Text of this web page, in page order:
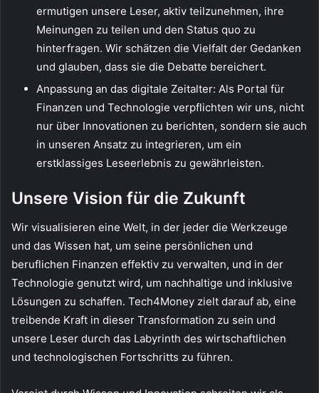
ermutigen unsere Leser, aktiv teilzunehmen, ihre
Meinungen zu teilen und den Status quo zu
hinterfragen. Wir schätzen die Vielfalt der Gedanken
und glauben, dass sie die Debatte bereichert.
Anpassung an das digitale Zeitalter: Als Portal für
Finanzen und Technologie verpflichten wir uns, nicht
nur über Innovationen zu berichten, sondern sie auch
in unseren Ansatz zu integrieren, um ein
erstklassiges Leseerlebnis zu gewährleisten.
Unsere Vision für die Zukunft
Wir visualisieren eine Welt, in der jeder die Werkzeuge
und das Wissen hat, um seine persönlichen und
beruflichen Finanzen effektiv zu verwalten, und in der
Technologie genutzt wird, um nachhaltige und inklusive
Lösungen zu schaffen. Tech4Money zielt darauf ab, eine
treibende Kraft in dieser Transformation zu sein und
unsere Leser durch das Labyrinth des wirtschaftlichen
und technologischen Fortschritts zu führen.